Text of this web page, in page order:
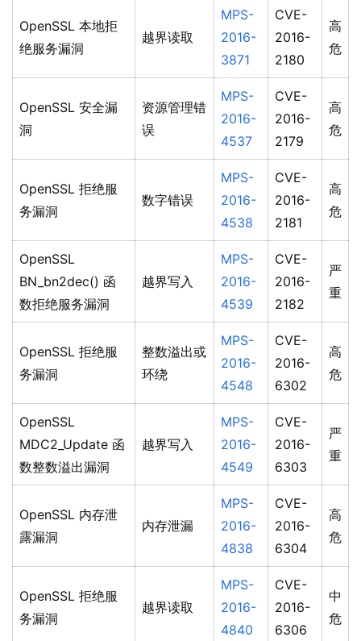
OpenSSL 本地拒
绝服务漏洞
越界读取
MPS-
2016-
3871
CVE-
2016-
2180
高
危
OpenSSL 安全漏
洞
资源管理错
误
MPS-
2016-
4537
CVE-
2016-
2179
高
危
OpenSSL 拒绝服
务漏洞
数字错误
MPS-
2016-
4538
CVE-
2016-
2181
高
危
OpenSSL
BN_bn2dec() 函
数拒绝服务漏洞
越界写入
MPS-
2016-
4539
CVE-
2016-
2182
严
重
OpenSSL 拒绝服
务漏洞
整数溢出或
环绕
MPS-
2016-
4548
CVE-
2016-
6302
高
危
OpenSSL
MDC2_Update 函
数整数溢出漏洞
越界写入
MPS-
2016-
4549
CVE-
2016-
6303
严
重
OpenSSL 内存泄
露漏洞
内存泄漏
MPS-
2016-
4838
CVE-
2016-
6304
高
危
OpenSSL 拒绝服
务漏洞
越界读取
MPS-
2016-
4840
CVE-
2016-
6306
中
危